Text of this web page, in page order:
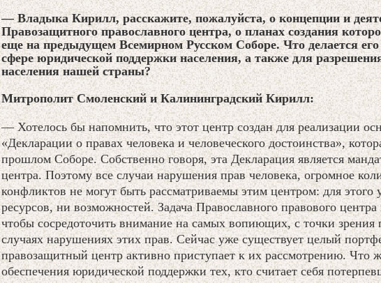
— Владыка Кирилл, расскажите, пожалуйста, о концепции и
Правозащитного православного центра, о планах создания
еще на предыдущем Всемирном Русском Соборе. Что делается
сфере юридической поддержки населения, а также для
населения нашей страны?
Митрополит Смоленский и Калининградский Кирилл:
— Хотелось бы напомнить, что этот центр создан для реализации
«Декларации о правах человека и человеческого достоинства»,
прошлом Соборе. Собственно говоря, эта Декларация является
центра. Поэтому все случаи нарушения прав человека, огромное
конфликтов не могут быть рассматриваемы этим центром: для этого
ресурсов, ни возможностей. Задача Православного правового центра
чтобы сосредоточить внимание на самых вопиющих, с точки зрения
случаях нарушениях этих прав. Сейчас уже существует целый
правозащитный центр активно приступает к их рассмотрению. Что
обеспечения юридической поддержки тех, кто считает себя